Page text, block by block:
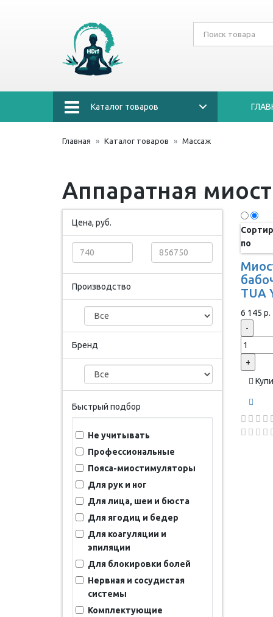
Каталог товаров
Главная Каталог товаров Массаж
Аппаратная
Цена, руб.
Производство
Бренд
Быстрый подбор
Не учитывать
Профессиональные
Пояса-миостимуляторы
Для рук и ног
Для лица, шеи и бюста
Для ягодиц и бедер
Для коагуляции и
эпиляции
Для блокировки болей
Нервная и сосудистая
системы
Комплектующие
по
TUA
6 145 р.
-
+